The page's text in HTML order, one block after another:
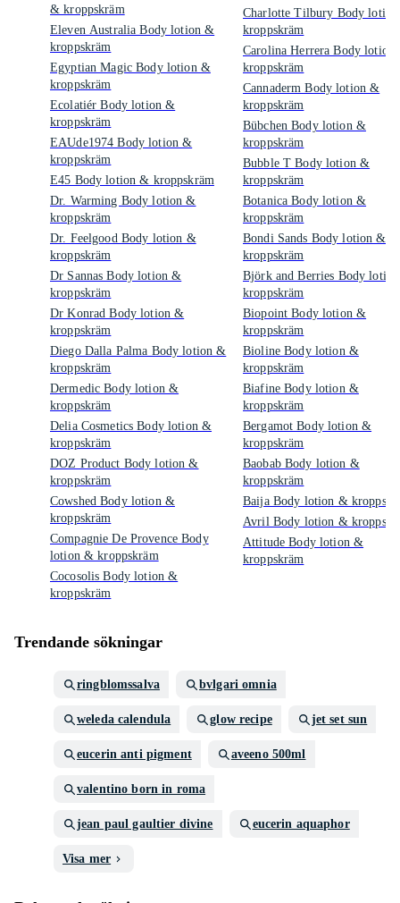
& kroppskräm
Eleven Australia Body lotion &
kroppskräm
Egyptian Magic Body lotion &
kroppskräm
Ecolatiér Body lotion &
kroppskräm
EAUde1974 Body lotion &
kroppskräm
E45 Body lotion & kroppskräm
Dr. Warming Body lotion &
kroppskräm
Dr. Feelgood Body lotion &
kroppskräm
Dr Sannas Body lotion &
kroppskräm
Dr Konrad Body lotion &
kroppskräm
Diego Dalla Palma Body lotion &
kroppskräm
Dermedic Body lotion &
kroppskräm
Delia Cosmetics Body lotion &
kroppskräm
DOZ Product Body lotion &
kroppskräm
Cowshed Body lotion &
kroppskräm
Compagnie De Provence Body
lotion & kroppskräm
Cocosolis Body lotion &
kroppskräm
Charlotte Tilbury Body
kroppskräm
Carolina Herrera Body lotion
kroppskräm
Cannaderm Body lotion &
kroppskräm
Bübchen Body lotion &
kroppskräm
Bubble T Body lotion &
kroppskräm
Botanica Body lotion &
kroppskräm
Bondi Sands Body lotion &
kroppskräm
Björk and Berries Body
kroppskräm
Biopoint Body lotion &
kroppskräm
Bioline Body lotion &
kroppskräm
Biafine Body lotion &
kroppskräm
Bergamot Body lotion &
kroppskräm
Baobab Body lotion &
kroppskräm
Baija Body lotion &
Avril Body lotion &
Attitude Body lotion &
kroppskräm
Trendande sökningar
ringblomssalva bvlgari omnia
weleda calendula glow recipe jet set sun
eucerin anti pigment aveeno 500ml
valentino born in roma
jean paul gaultier divine eucerin aquaphor
Visa mer